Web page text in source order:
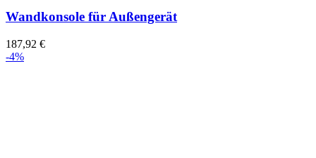
Wandkonsole für Außengerät
187,92 €
-4%